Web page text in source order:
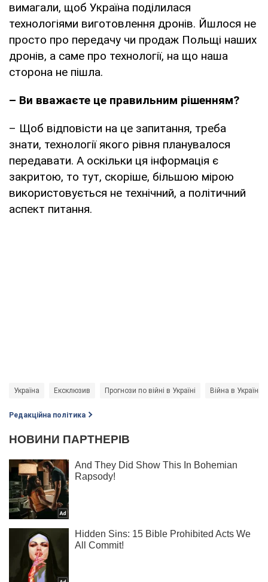
вимагали, щоб Україна поділилася
технологіями виготовлення дронів. Йшлося не
просто про передачу чи продаж Польщі наших
дронів, а саме про технології, на що наша
сторона не пішла.
– Ви вважаєте це правильним рішенням?
– Щоб відповісти на це запитання, треба
знати, технології якого рівня планувалося
передавати. А оскільки ця інформація є
закритою, то тут, скоріше, більшою мірою
використовується не технічний, а політичний
аспект питання.
Україна Ексклюзив Прогнози по війні в Україні Війна в Україні
Редакційна політика